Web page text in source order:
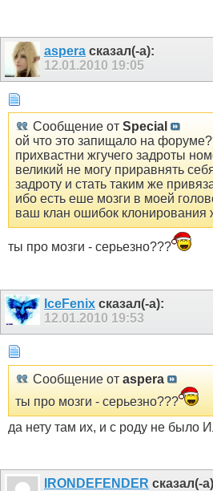
aspera сказал(-а):
12.01.2010 19:05
Сообщение от Special
ой что это запищало на
прихвастни жгучего задроты
великий не могу приравнять
задроту и стать таким же
ибо есть еше мозги в моей
ваш клан ошибок клонирования
ты про мозги - серьезно???
IceFenix сказал(-а):
12.01.2010 19:53
Сообщение от aspera
ты про мозги - серьезно???
да нету там их, и с роду не было
IRONDEFENDER сказал(-